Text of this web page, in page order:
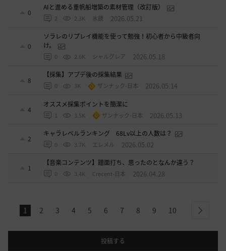
0
AIと進める重帆船増築の素材管理（改訂版）
2 2.3K 氷鏡 2026.05.21
0
ソラレのリプレイ機能を使って勉強！初心者から中級者向
け。
0 2.6K シャルグレア 2026.05.18
8
【採集】アプデ後の採集結果
0 3K ザンナック-日本 2026.05.14
4
オススメ採集ポイントを簡潔に
1 3.5K ザンナック-日本 2026.05.13
2
キャラレベルランキング 68Lv以上の人数は？
0 3.7K エレメル 2026.05.02
1
【音楽コンテンツ】譜面打ち、思ったのとなんか違う？
0 3.4K Crecent-日本 2026.04.28
1 2 3 4 5 6 7 8 9 10 next
投稿する